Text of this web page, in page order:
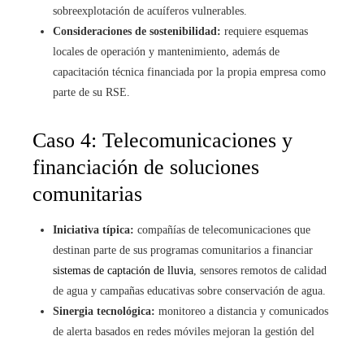
sobreexplotación de acuíferos vulnerables.
Consideraciones de sostenibilidad: requiere esquemas
locales de operación y mantenimiento, además de
capacitación técnica financiada por la propia empresa como
parte de su RSE.
Caso 4: Telecomunicaciones y
financiación de soluciones
comunitarias
Iniciativa típica: compañías de telecomunicaciones que
destinan parte de sus programas comunitarios a financiar
sistemas de captación de lluvia, sensores remotos de calidad
de agua y campañas educativas sobre conservación de agua.
Sinergia tecnológica: monitoreo a distancia y comunicados
de alerta basados en redes móviles mejoran la gestión del